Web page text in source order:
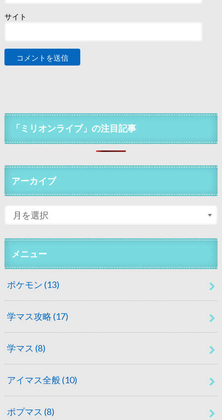
サイト
「ミリオンライブ」の注目記事
アーカイブ
メニュー
ポケモン (13)
学マス攻略 (17)
学マス (8)
アイマス全般 (10)
ポプマス (8)